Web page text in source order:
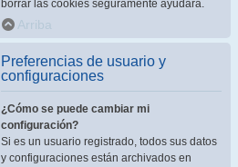
borrar las cookies seguramente ayudará.
Arriba
Preferencias de usuario y
configuraciones
¿Cómo se puede cambiar mi
configuración?
Si es un usuario registrado, todos sus datos
y configuraciones están archivados en